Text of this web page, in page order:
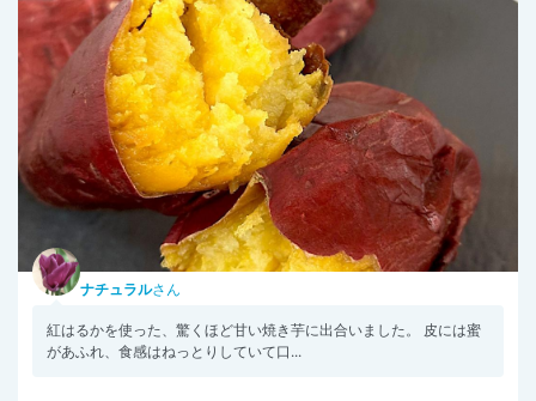
ナチュラルさん
紅はるかを使った、驚くほど甘い焼き芋に出合いました。 皮には蜜
があふれ、食感はねっとりしていて口...